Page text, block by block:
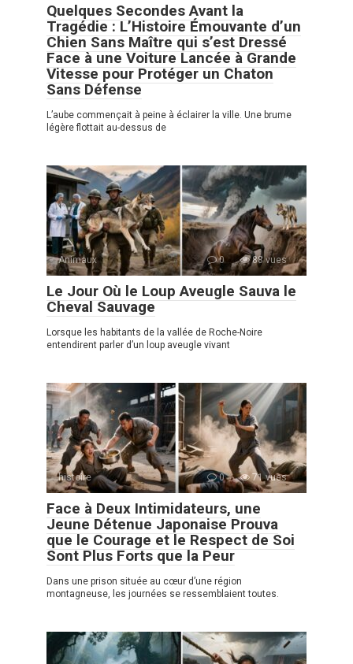
Quelques Secondes Avant la
Tragédie : L’Histoire Émouvante d’un
Chien Sans Maître qui s’est Dressé
Face à une Voiture Lancée à Grande
Vitesse pour Protéger un Chaton
Sans Défense
L’aube commençait à peine à éclairer la ville. Une brume
légère flottait au-dessus de
Animaux 0 88 vues
Le Jour Où le Loup Aveugle Sauva le
Cheval Sauvage
Lorsque les habitants de la vallée de Roche-Noire
entendirent parler d’un loup aveugle vivant
histoire 0 71 vues
Face à Deux Intimidateurs, une
Jeune Détenue Japonaise Prouva
que le Courage et le Respect de Soi
Sont Plus Forts que la Peur
Dans une prison située au cœur d’une région
montagneuse, les journées se ressemblaient toutes.